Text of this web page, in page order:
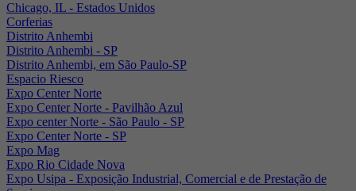
Chicago, IL - Estados Unidos
Corferias
Distrito Anhembi
Distrito Anhembi - SP
Distrito Anhembi, em São Paulo-SP
Espacio Riesco
Expo Center Norte
Expo Center Norte - Pavilhão Azul
Expo center Norte - São Paulo - SP
Expo Center Norte - SP
Expo Mag
Expo Rio Cidade Nova
Expo Usipa - Exposição Industrial, Comercial e de Prestação de